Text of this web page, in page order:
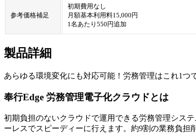
参考価格補足
初期費用なし
月額基本利用料15,000円
1名あたり550円追加
製品詳細
あらゆる環境変化にも対応可能！労務管理はこれ1つ
奉行Edge 労務管理電子化クラウドとは
初期負担のないクラウドで運用できる労務管理シス
ーレスでスピーディーに行えます。約9割の業務負担